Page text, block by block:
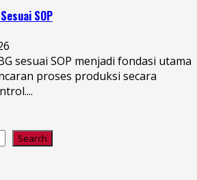
SOP
sesuai SOP menjadi fondasi utama
proses produksi secara
Search